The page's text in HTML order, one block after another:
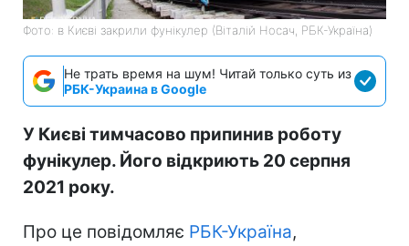
Фото: в Києві закрили фунікулер (Віталій Носач, РБК-Україна)
Не трать время на шум! Читай только суть из
РБК-Украина в Google
У Києві тимчасово припинив роботу
фунікулер. Його відкриють 20 серпня
2021 року.
Про це повідомляє РБК-Україна,